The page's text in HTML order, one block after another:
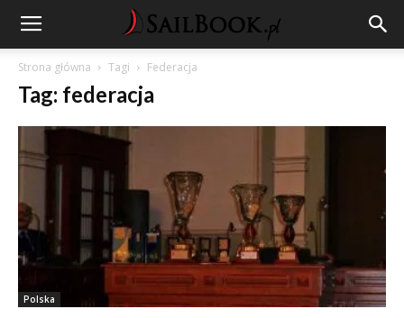
Strona główna Tagi Federacja
Tag: federacja
Polska